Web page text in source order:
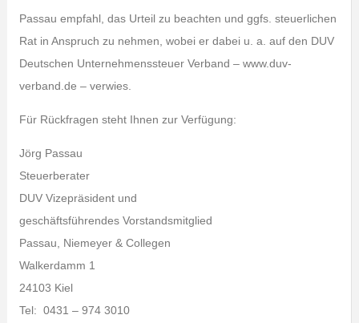
Passau empfahl, das Urteil zu beachten und ggfs. steuerlichen
Rat in Anspruch zu nehmen, wobei er dabei u. a. auf den DUV
Deutschen Unternehmenssteuer Verband – www.duv-
verband.de – verwies.
Für Rückfragen steht Ihnen zur Verfügung:
Jörg Passau
Steuerberater
DUV Vizepräsident und
geschäftsführendes Vorstandsmitglied
Passau, Niemeyer & Collegen
Walkerdamm 1
24103 Kiel
Tel: 0431 – 974 3010